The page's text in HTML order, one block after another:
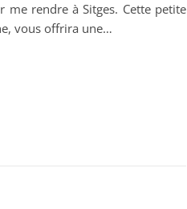
rendre à Sitges. Cette petite
vous offrira une…